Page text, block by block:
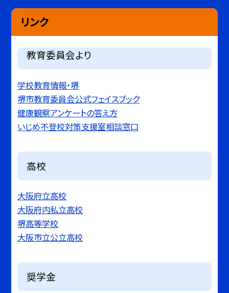
リンク
教育委員会より
学校教育情報・堺
堺市教育委員会公式フェイスブック
健康観察アンケートの答え方
いじめ不登校対策支援室相談窓口
高校
大阪府立高校
大阪府内私立高校
堺高等学校
大阪市立公立高校
奨学金